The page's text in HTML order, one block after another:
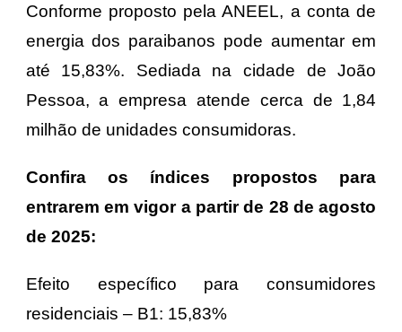
Conforme proposto pela ANEEL, a conta de
energia dos paraibanos pode aumentar em
até 15,83%. Sediada na cidade de João
Pessoa, a empresa atende cerca de 1,84
milhão de unidades consumidoras.
Confira os índices propostos para
entrarem em vigor a partir de 28 de agosto
de 2025:
Efeito específico para consumidores
residenciais – B1: 15,83%